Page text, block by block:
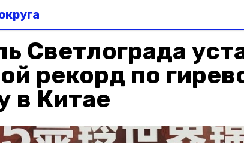
Светлограда
рекорд по
в Китае